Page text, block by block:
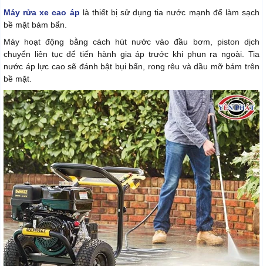
Máy rửa xe cao áp là thiết bị sử dụng tia nước mạnh để làm sạch
bề mặt bám bẩn.
Máy hoạt động bằng cách hút nước vào đầu bơm, piston dịch
chuyển liên tục để tiến hành gia áp trước khi phun ra ngoài. Tia
nước áp lực cao sẽ đánh bật bụi bẩn, rong rêu và dầu mỡ bám trên
bề mặt.